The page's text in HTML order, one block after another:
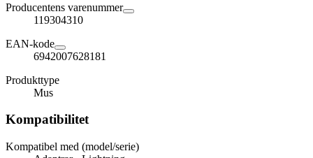
Producentens varenummer
119304310
EAN-kode
6942007628181
Produkttype
Mus
Kompatibilitet
Kompatibel med (model/serie)